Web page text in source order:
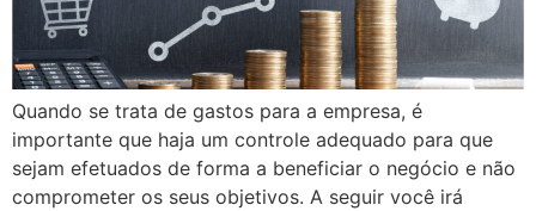
Quando se trata de gastos para a empresa, é
importante que haja um controle adequado para que
sejam efetuados de forma a beneficiar o negócio e não
comprometer os seus objetivos. A seguir você irá